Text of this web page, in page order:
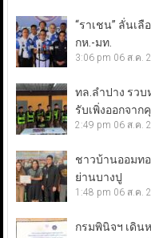
“ราเชน” ลั่นเ
กห.-มท.
3:06 pm 06 ส.ค.
ทล.ลำปาง รวบ
รับเพิ่งออกจาก
2:49 pm 06 ส.ค.
ชาวบ้านออมท
ย่านบางปู
1:48 pm 06 ส.ค.
กรมพินิจฯ เดิน